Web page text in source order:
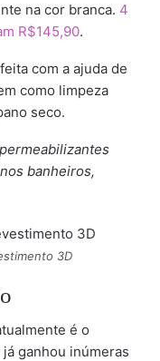
na cor branca. 4
R$145,90.
com a ajuda de
como limpeza
seco.
banheiros,
3D
é o
ganhou inúmeras